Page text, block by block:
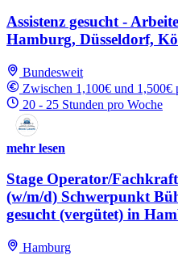
Assistenz gesucht -
Hamburg, Düsseldorf,
Bundesweit
Zwischen 1,100€ und 1,500€
20 - 25 Stunden pro Woche
mehr lesen
Stage Operator/
(w/m/d) Schwerpunkt
gesucht (vergütet) in
Hamburg